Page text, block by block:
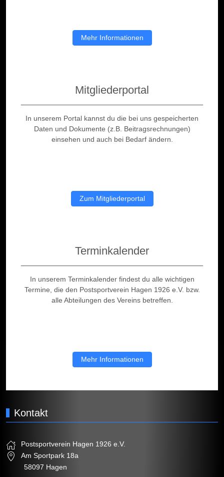
Mehr Informationen
Mitgliederportal
In unserem Portal kannst du die bei uns gespeicherten
Daten und Dokumente (z.B. Beitragsrechnungen)
einsehen und auch bei Bedarf ändern.
Zum Mitgliederportal
Terminkalender
In unserem Terminkalender findest du alle wichtigen
Termine, die den Postsportverein Hagen 1926 e.V. bzw.
alle Abteilungen des Vereins betreffen.
Mehr Informationen
Kontakt
Postsportverein Hagen 1926 e.V.
Am Sportpark 18a
58097 Hagen